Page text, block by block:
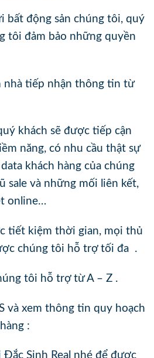
bất động sản chúng tôi, quý
tôi đảm bảo những quyền
nhà tiếp nhận thông tin từ
khách sẽ được tiếp cận
năng, có nhu cầu thật sự
khách hàng của chúng
sale và những mối liên kết,
online…
tiết kiệm thời gian, mọi thủ
chúng tôi hỗ trợ tối đa .
tôi hỗ trợ từ A – Z .
và xem thông tin quy hoạch
:
Đắc Sinh Real nhé để được